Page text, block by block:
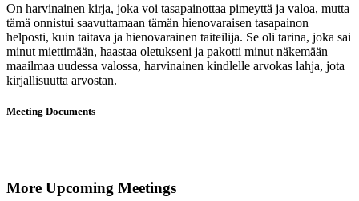
On harvinainen kirja, joka voi tasapainottaa pimeyttä ja valoa, mutta
tämä onnistui saavuttamaan tämän hienovaraisen tasapainon
helposti, kuin taitava ja hienovarainen taiteilija. Se oli tarina, joka sai
minut miettimään, haastaa oletukseni ja pakotti minut näkemään
maailmaa uudessa valossa, harvinainen kindlelle arvokas lahja, jota
kirjallisuutta arvostan.
Meeting Documents
More Upcoming Meetings